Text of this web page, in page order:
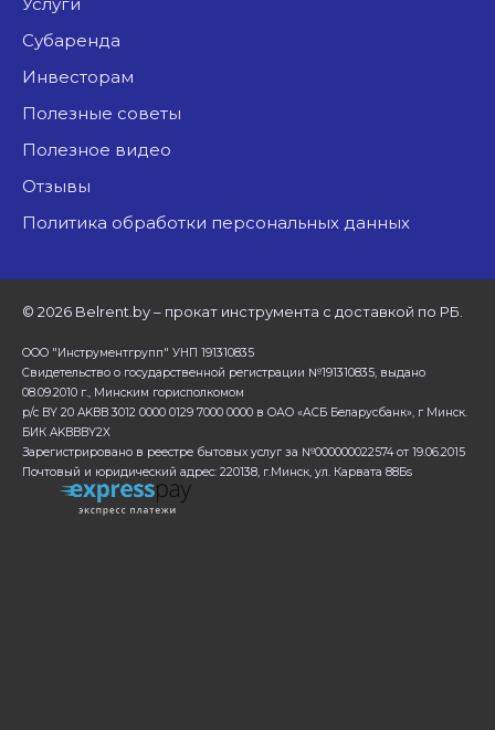
Субаренда
Инвесторам
Полезные советы
Полезное видео
Отзывы
Политика обработки персональных данных
© 2026 Belrent.by – прокат инструмента с доставкой по РБ.
ООО "Инструментгрупп" УНП 191310835
Свидетельство о государственной регистрации №191310835, выдано
08.09.2010 г., Минским горисполкомом
р/с BY 20 AKBB 3012 0000 0129 7000 0000 в ОАО «АСБ Беларусбанк», г Минск.
БИК AKBBBY2X
Зарегистрировано в реестре бытовых услуг за №000000022574 от 19.06.2015
Почтовый и юридический адрес: 220138, г.Минск, ул. Карвата 88Бs